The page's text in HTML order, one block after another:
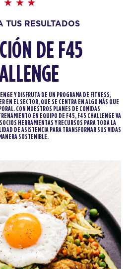
TUS RESULTADOS
DE F45
Y DISFRUTA DE UN PROGRAMA DE FITNESS,
EN EL SECTOR, QUE SE CENTRA EN ALGO MÁS QUE
CON NUESTROS PLANES DE COMIDAS
EN EQUIPO DE F45, F45 CHALLENGE VA
HERRAMIENTAS Y RECURSOS PARA TODA LA
DE ASISTENCIA PARA TRANSFORMAR SUS VIDAS
SOSTENIBLE.